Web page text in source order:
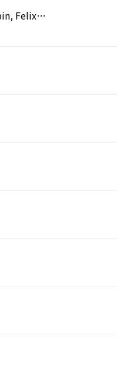
Up All Night (Bang Chan, Changbin, Felix, Seungmin)